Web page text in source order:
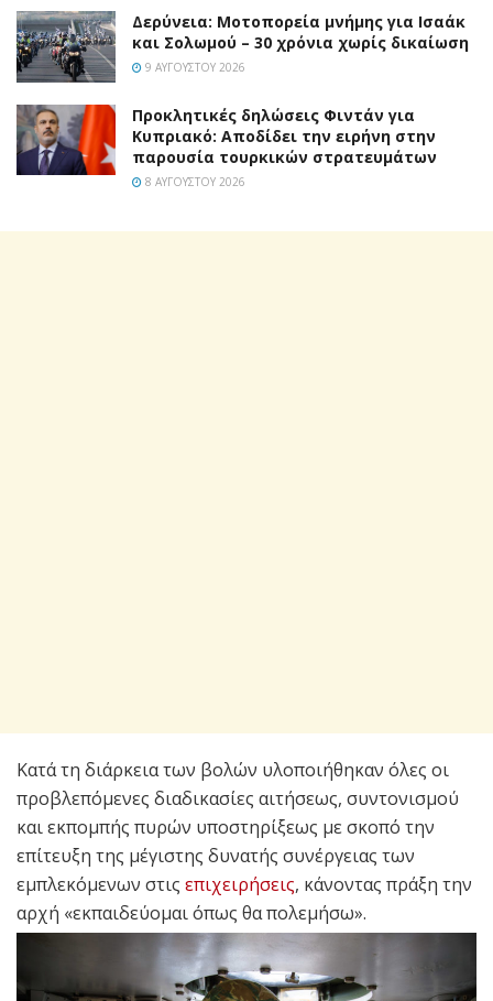
Δερύνεια: Μοτοπορεία μνήμης για Ισαάκ
και Σολωμού – 30 χρόνια χωρίς δικαίωση
9 ΑΥΓΟΎΣΤΟΥ 2026
Προκλητικές δηλώσεις Φιντάν για
Κυπριακό: Αποδίδει την ειρήνη στην
παρουσία τουρκικών στρατευμάτων
8 ΑΥΓΟΎΣΤΟΥ 2026
Κατά τη διάρκεια των βολών υλοποιήθηκαν όλες οι
προβλεπόμενες διαδικασίες αιτήσεως, συντονισμού
και εκπομπής πυρών υποστηρίξεως με σκοπό την
επίτευξη της μέγιστης δυνατής συνέργειας των
εμπλεκόμενων στις επιχειρήσεις, κάνοντας πράξη την
αρχή «εκπαιδεύομαι όπως θα πολεμήσω».